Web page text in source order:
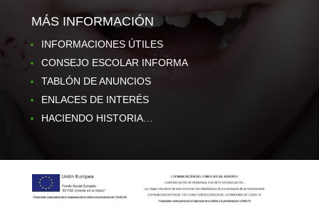
MÁS INFORMACIÓN
INFORMACIONES ÚTILES
CONSEJO ESCOLAR INFORMA
TABLÓN DE ANUNCIOS
ENLACES DE INTERÉS
HACIENDO HISTORIA…